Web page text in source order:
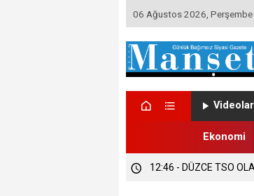
06 Ağustos 2026, Perşembe
Videolar
Ekonomi
12:46 - DÜZCE TSO